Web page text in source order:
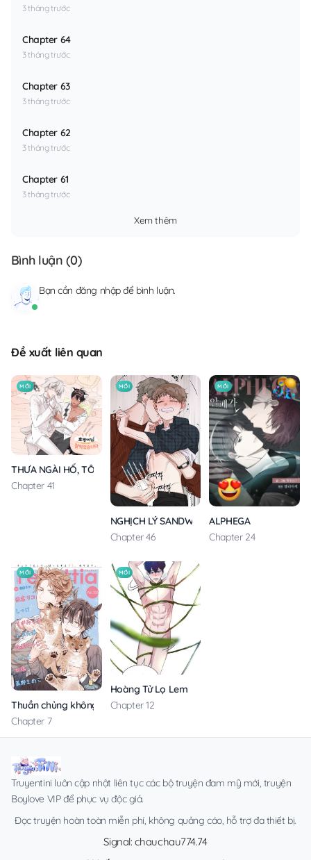
3 tháng trước
Chapter 64
3 tháng trước
Chapter 63
3 tháng trước
Chapter 62
3 tháng trước
Chapter 61
3 tháng trước
Xem thêm
Bình luận (0)
Bạn cần đăng nhậpđể bình luận.
Đề xuất liên quan
MỚI
THƯA NGÀI HỔ, TÔI ĐÃ ĂN RẤT NGON MIỆNG
Chapter 41
MỚI
NGHỊCH LÝ SANDWICH
Chapter 46
MỚI
ALPHEGA
Chapter 24
MỚI
Thuần chủng không rung động
Chapter 7
MỚI
Hoàng Tử Lọ Lem
Chapter 12
Truyentini luôn cập nhật liên tục các bộ truyện đam mỹ mới, truyện
Boylove VIP để phục vụ độc giả.
Đọc truyện hoàn toàn miễn phí, không quảng cáo, hỗ trợ đa thiết bị.
Signal: chauchau774.74